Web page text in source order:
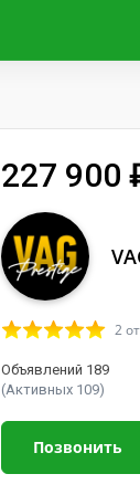
227 900
2
Объявлений 189
(Активных 109)
Позвонить